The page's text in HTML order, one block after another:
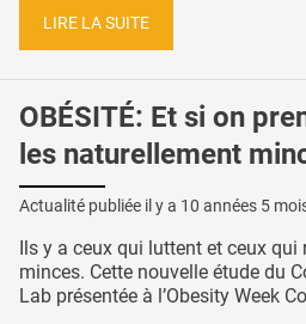
LIRE LA SUITE
OBÉSITÉ: Et si on
les naturellement
Actualité publiée il y a 10 années 5
Ils y a ceux qui luttent et ceux
minces. Cette nouvelle étude du
Lab présentée à l’Obesity Week